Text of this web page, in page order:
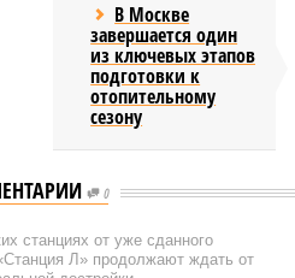
В Москве
завершается один
из ключевых этапов
подготовки к
отопительному
сезону
0
станциях от уже сданного
Л» продолжают ждать от